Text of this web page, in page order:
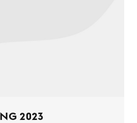
2023